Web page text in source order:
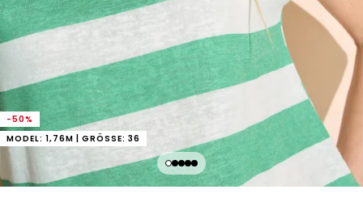
-50%
MODEL: 1,76M | GRÖSSE: 36